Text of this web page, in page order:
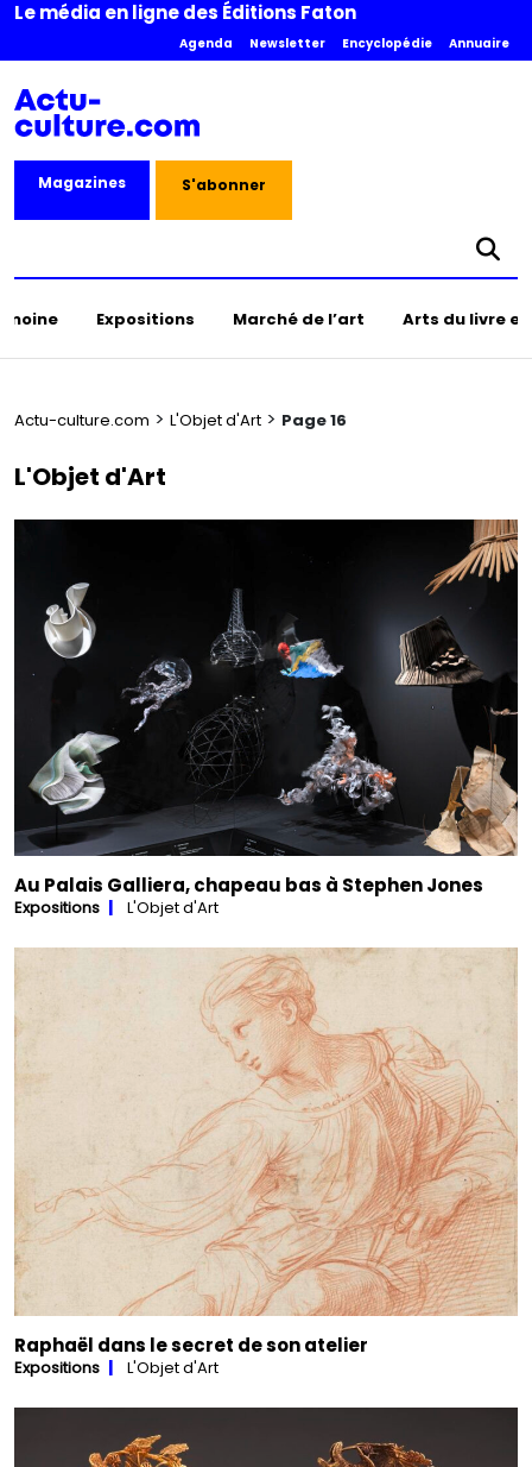
Le média en ligne des Éditions Faton
Agenda Newsletter Encyclopédie Annuaire
Magazines S'abonner
Expositions Marché de l’art Arts du livre
Actu-culture.com > L'Objet d'Art > Page 16
L'Objet d'Art
Au Palais Galliera, chapeau bas à Stephen Jones
Expositions L'Objet d'Art
Raphaël dans le secret de son atelier
Expositions L'Objet d'Art